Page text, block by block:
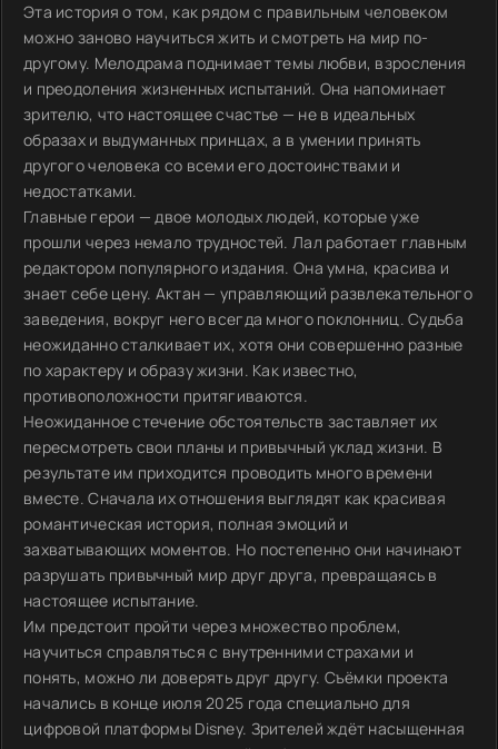
Эта история о том, как рядом с правильным человеком
можно заново научиться жить и смотреть на мир по-
другому. Мелодрама поднимает темы любви, взросления
и преодоления жизненных испытаний. Она напоминает
зрителю, что настоящее счастье — не в идеальных
образах и выдуманных принцах, а в умении принять
другого человека со всеми его достоинствами и
недостатками.
Главные герои — двое молодых людей, которые уже
прошли через немало трудностей. Лал работает главным
редактором популярного издания. Она умна, красива и
знает себе цену. Актан — управляющий развлекательного
заведения, вокруг него всегда много поклонниц. Судьба
неожиданно сталкивает их, хотя они совершенно разные
по характеру и образу жизни. Как известно,
противоположности притягиваются.
Неожиданное стечение обстоятельств заставляет их
пересмотреть свои планы и привычный уклад жизни. В
результате им приходится проводить много времени
вместе. Сначала их отношения выглядят как красивая
романтическая история, полная эмоций и
захватывающих моментов. Но постепенно они начинают
разрушать привычный мир друг друга, превращаясь в
настоящее испытание.
Им предстоит пройти через множество проблем,
научиться справляться с внутренними страхами и
понять, можно ли доверять друг другу. Съёмки проекта
начались в конце июля 2025 года специально для
цифровой платформы Disney. Зрителей ждёт насыщенная